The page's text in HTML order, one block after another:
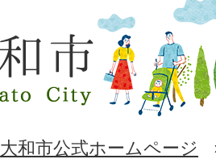
大和市公式ホームページ